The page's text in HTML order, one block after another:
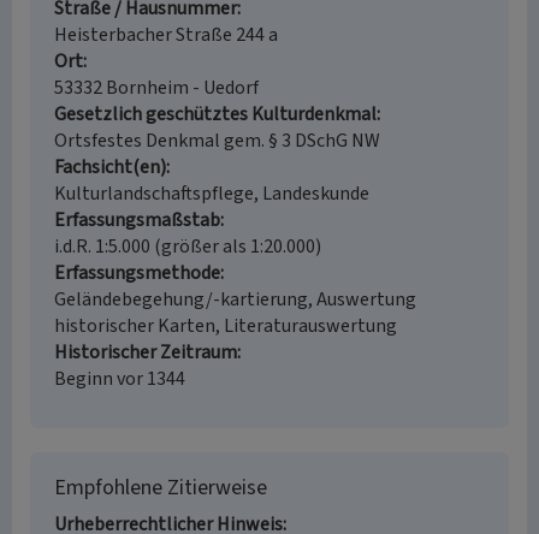
Straße / Hausnummer
Heisterbacher Straße 244 a
Ort
53332 Bornheim - Uedorf
Gesetzlich geschütztes Kulturdenkmal
Ortsfestes Denkmal gem. § 3 DSchG NW
Fachsicht(en)
Kulturlandschaftspflege, Landeskunde
Erfassungsmaßstab
i.d.R. 1:5.000 (größer als 1:20.000)
Erfassungsmethode
Geländebegehung/-kartierung, Auswertung
historischer Karten, Literaturauswertung
Historischer Zeitraum
Beginn vor 1344
Empfohlene Zitierweise
Urheberrechtlicher Hinweis